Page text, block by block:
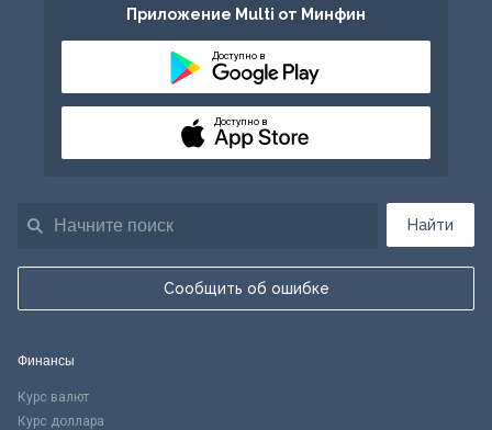
Найти
Сообщить об ошибке
Приложение Multi от Минфин
Доступно в
Доступно в
Финансы
Курс валют
Курс доллара